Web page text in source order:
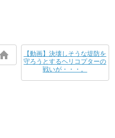
【動画】決壊しそうな堤防を
守ろうとするヘリコプターの
戦いが・・・。